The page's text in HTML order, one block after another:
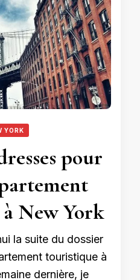
YORK
pour
à New York
la suite du dossier
touristique à
dernière, je